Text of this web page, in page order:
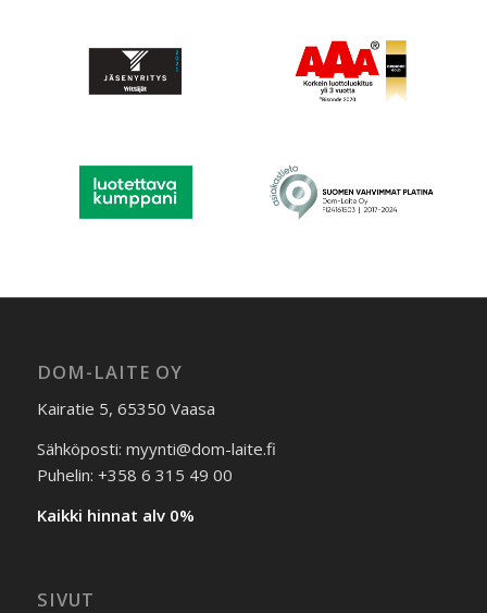
DOM-LAITE OY
Kairatie 5, 65350 Vaasa
Sähköposti: myynti@dom-laite.fi
Puhelin: +358 6 315 49 00
Kaikki hinnat alv 0%
SIVUT